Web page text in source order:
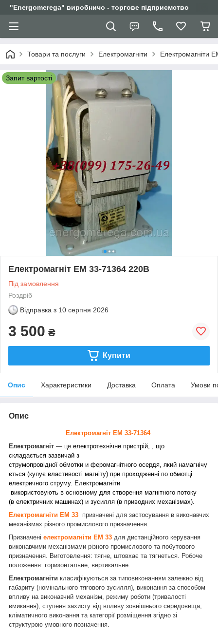
"Еnergomerega" виробничо - торгове підприємство
Товари та послуги Електромагніти Електромагніти
Запит вартості
Електромагніт ЕМ 33-71364 220В
Під замовлення
Роздріб
Відправка з 10 серпня 2026
3 500 ₴
Купити
Опис Характеристики Доставка Оплата Умови
Опис
Електромагніт ЕМ 33-71364
Електромагніт — це електротехнічне пристрій, , що
складається зазвичай з
струмопровідної обмотки и феромагнітного осердя, який намагнічу
ється (купує властивості магніту) при проходженні по обмотці
електричного струму. Електромагніти
використовують в основному для створення магнітного потоку
(в електричних машинах) и зусилля (в приводних механізмах).
Електромагніти ЕМ 33 призначені для застосування в виконавчих
механізмах різного промислового призначення.
Призначені електромагніти ЕМ 33 для дистанційного керування
виконавчими механізмами різного промислового та побутового
призначення. Виготовлення: тягне, штовхає та тягнеться. Робоче
положення: горизонтальне, вертикальне.
Електромагніти класифікуються за типовиконанням залежно від
габариту (номінального тягового зусилля), виконання за способом
впливу на виконавчий механізм, режиму роботи (тривалості
вмикання), ступеня захисту від впливу зовнішнього середовища,
кліматичного виконання та категорії розміщення згідно зі
структурою умовного позначення